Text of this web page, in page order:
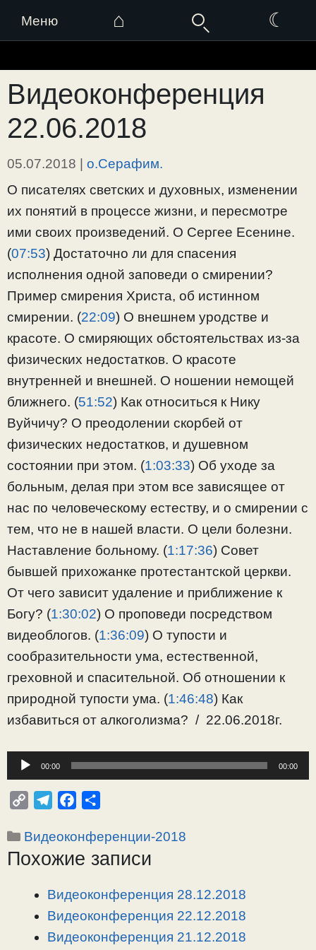
Меню ⌂ ☾
к
содержимому
Видеоконференция
22.06.2018
05.07.2018 | о.Серафим.
О писателях светских и духовных, изменении
их понятий в процессе жизни, и пересмотре
ими своих произведений. О Сергее Есенине.
(07:53) Достаточно ли для спасения
исполнения одной заповеди о смирении?
Пример смирения Христа, об истинном
смирении. (22:09) О внешнем уродстве и
красоте. О смиряющих обстоятельствах из-за
физических недостатков. О красоте
внутренней и внешней. О ношении немощей
ближнего. (51:52) Как относиться к Нику
Вуйчичу? О преодолении скорбей от
физических недостатков, и душевном
состоянии при этом. (1:03:33) Об уходе за
больным, делая при этом все зависящее от
нас по человеческому естеству, и о смирении с
тем, что не в нашей власти. О цели болезни.
Наставление больному. (1:17:36) Совет
бывшей прихожанке протестантской церкви.
От чего зависит удаление и приближение к
Богу? (1:30:02) О проповеди посредством
видеоблогов. (1:36:09) О тупости и
сообразительности ума, естественной,
греховной и спасительной. Об отношении к
природной тупости ума. (1:46:48) Как
избавиться от алкоголизма? / 22.06.2018г.
Аудиоплеер
00:00 00:00
p
y
l
e
r
a
c
e
o
п
р
в
Рубрики
Видеоконференции-2018
Похожие записи
Видеоконференция 28.12.2018
Видеоконференция 22.12.2018
Видеоконференция 21.12.2018